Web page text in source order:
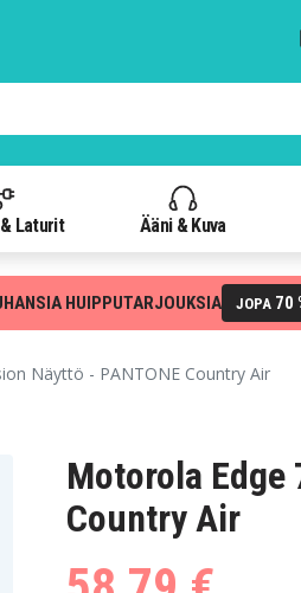
Laturit Ääni & Kuva
HUIPPUTARJOUKSIA JOPA 70
Näyttö - PANTONE Country Air
Motorola Edge
Country Air